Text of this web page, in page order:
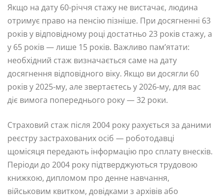
Якщо на дату 60-річчя стажу не вистачає, людина
отримує право на пенсію пізніше. При досягненні 63
років у відповідному році достатньо 23 років стажу, а
у 65 років — лише 15 років. Важливо пам’ятати:
необхідний стаж визначається саме на дату
досягнення відповідного віку. Якщо ви досягли 60
років у 2025-му, але звертаєтесь у 2026-му, для вас
діє вимога попереднього року — 32 роки.
Страховий стаж після 2004 року рахується за даними
реєстру застрахованих осіб — роботодавці
щомісяця передають інформацію про сплату внесків.
Періоди до 2004 року підтверджуються трудовою
книжкою, дипломом про денне навчання,
військовим квитком, довідками з архівів або